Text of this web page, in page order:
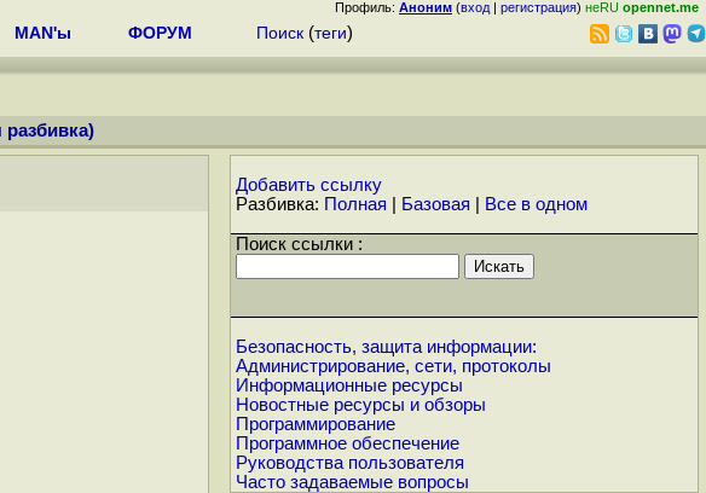
Профиль: Аноним (вход | регистрация) неRU opennet.me
MAN'ы ФОРУМ Поиск (теги)
Добавить ссылку
Разбивка: Полная Базовая Все в одном
Поиск ссылки :
Безопасность, защита информации:
Администрирование, сети, протоколы
Информационные ресурсы
Новостные ресурсы и обзоры
Программирование
Программное обеспечение
Руководства пользователя
Часто задаваемые вопросы